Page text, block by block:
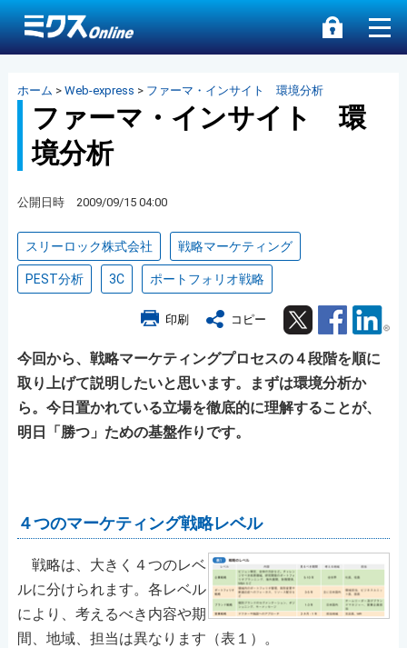
ホーム > Web-express > ファーマ・インサイト 環境分析
ファーマ・インサイト 環
境分析
公開日時 2009/09/15 04:00
スリーロック株式会社 戦略マーケティング
PEST分析 3C ポートフォリオ戦略
印刷 コピー Twitter Facebook
今回から、戦略マーケティングプロセスの４段階を順に
取り上げて説明したいと思います。まずは環境分析か
ら。今日置かれている立場を徹底的に理解することが、
明日「勝つ」ための基盤作りです。
４つのマーケティング戦略レベル
戦略は、大きく４つのレベ
ルに分けられます。各レベル
により、考えるべき内容や期
間、地域、担当は異なります（表１）。